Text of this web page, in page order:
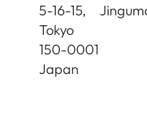
5-16-15,
Tokyo
150-0001
Japan